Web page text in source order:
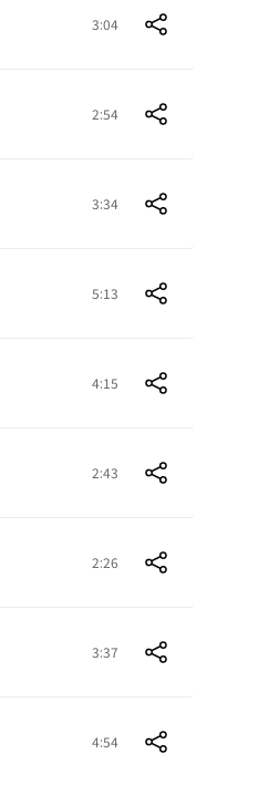
3:04
2:54
3:34
5:13
4:15
2:43
2:26
3:37
4:54